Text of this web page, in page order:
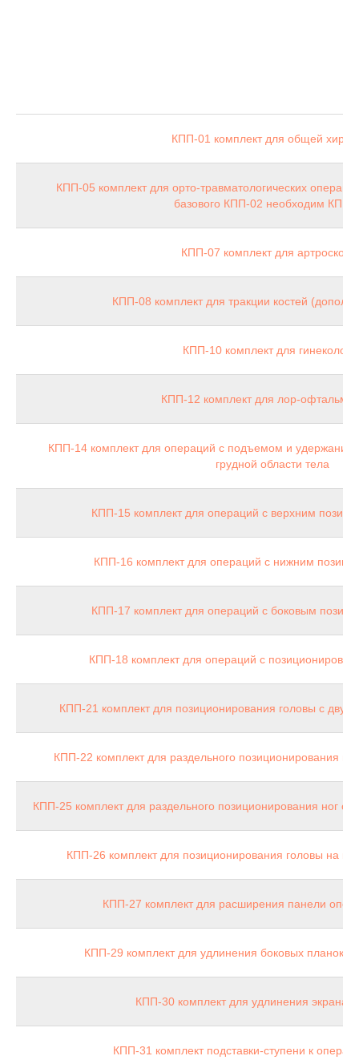
КПП-01 комплект для общей
КПП-05 комплект для орто-травматологических
базового КПП-02 необходим КПП-
КПП-07 комплект для
КПП-08 комплект для тракции костей
КПП-10 комплект для
КПП-12 комплект для лор-
КПП-14 комплект для операций с подъемом и
грудной области тела
КПП-15 комплект для операций с верхним
КПП-16 комплект для операций с нижним
КПП-17 комплект для операций с боковым
КПП-18 комплект для операций с
КПП-21 комплект для позиционирования головы с
КПП-22 комплект для раздельного позиционирования
КПП-25 комплект для раздельного позиционирования ног с
КПП-26 комплект для позиционирования головы на
КПП-27 комплект для расширения панели
КПП-29 комплект для удлинения боковых планок
КПП-30 комплект для удлинения экрана
КПП-31 комплект подставки-ступени к